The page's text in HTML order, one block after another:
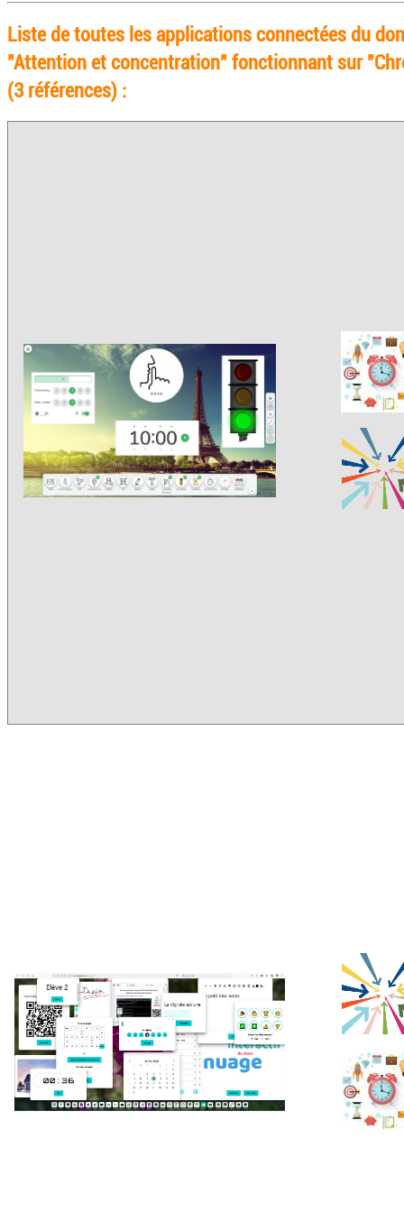
Liste de toutes les applications connectées du
"Attention et concentration" fonctionnant sur
(3 références) :